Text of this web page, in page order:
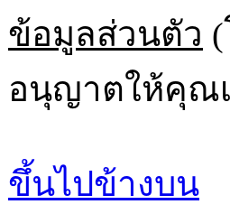
ข้อมูลส่วนตัว
อนุญาตให้คุณ
ขึ้นไปข้างบน